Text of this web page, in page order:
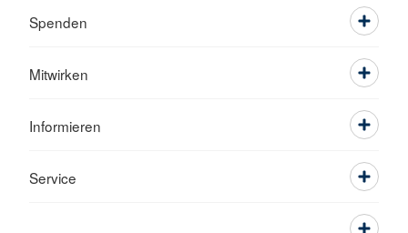
Spenden
Mitwirken
Informieren
Service